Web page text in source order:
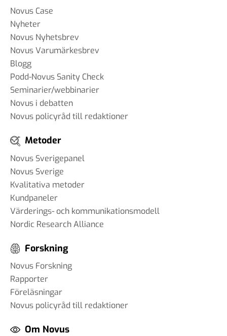
Novus Case
Nyheter
Novus Nyhetsbrev
Novus Varumärkesbrev
Blogg
Podd-Novus Sanity Check
Seminarier/webbinarier
Novus i debatten
Novus policyråd till redaktioner
Metoder
Novus Sverigepanel
Novus Sverige
Kvalitativa metoder
Kundpaneler
Värderings- och kommunikationsmodell
Nordic Research Alliance
Forskning
Novus Forskning
Rapporter
Föreläsningar
Novus policyråd till redaktioner
Om Novus